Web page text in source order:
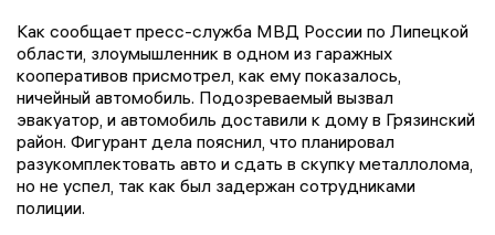
Как сообщает пресс-служба МВД России по Липецкой
области, злоумышленник в одном из гаражных
кооперативов присмотрел, как ему показалось,
ничейный автомобиль. Подозреваемый вызвал
эвакуатор, и автомобиль доставили к дому в Грязинский
район. Фигурант дела пояснил, что планировал
разукомплектовать авто и сдать в скупку металлолома,
но не успел, так как был задержан сотрудниками
полиции.